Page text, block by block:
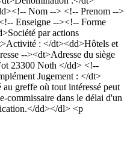
Nom --> <!-- Prenom -->
Enseigne --><!-- Forme
par actions
: </dt><dd>Hôtels et
--><dt>Adresse du siège
23300 Noth </dd> <!--
Jugement : </dt>
au greffe où tout intéressé peut
commissaire dans le délai d'un
dd></dl> <p